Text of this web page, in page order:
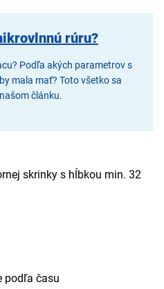
rúru?
Podľa akých parametrov s
mala mať? Toto všetko sa
článku.
skrinky s hĺbkou min. 32
podľa času